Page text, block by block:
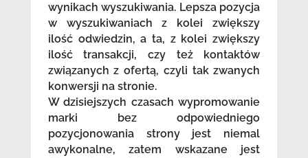
wynikach wyszukiwania. Lepsza pozycja
w wyszukiwaniach z kolei zwiększy
ilość odwiedzin, a ta, z kolei zwiększy
ilość transakcji, czy też kontaktów
związanych z ofertą, czyli tak zwanych
konwersji na stronie.
W dzisiejszych czasach wypromowanie
marki bez odpowiedniego
pozycjonowania strony jest niemal
awykonalne, zatem wskazane jest